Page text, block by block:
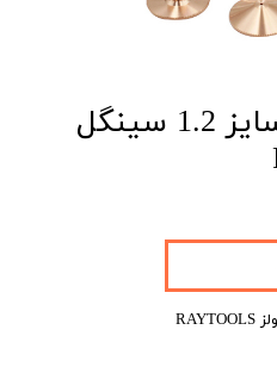
نازل هد برش لیزر سایز 1.2 سینگل